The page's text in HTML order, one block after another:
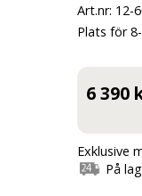
Art.nr: 12-
Plats för
6 390
Exklusive
På